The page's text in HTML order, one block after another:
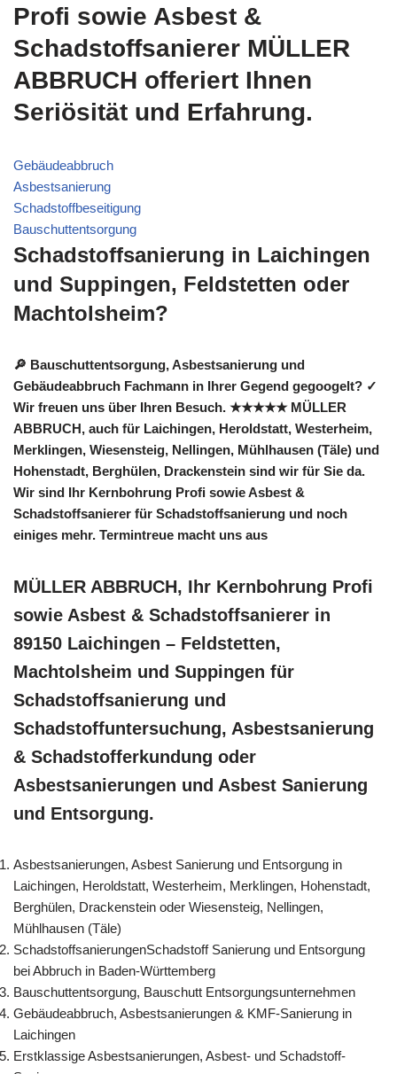
Profi sowie Asbest &
Schadstoffsanierer MÜLLER
ABBRUCH offeriert Ihnen
Seriösität und Erfahrung.
Gebäudeabbruch
Asbestsanierung
Schadstoffbeseitigung
Bauschuttentsorgung
Schadstoffsanierung in Laichingen
und Suppingen, Feldstetten oder
Machtolsheim?
🔎 Bauschuttentsorgung, Asbestsanierung und
Gebäudeabbruch Fachmann in Ihrer Gegend gegoogelt? ✓
Wir freuen uns über Ihren Besuch. ★★★★★ MÜLLER
ABBRUCH, auch für Laichingen, Heroldstatt, Westerheim,
Merklingen, Wiesensteig, Nellingen, Mühlhausen (Täle) und
Hohenstadt, Berghülen, Drackenstein sind wir für Sie da.
Wir sind Ihr Kernbohrung Profi sowie Asbest &
Schadstoffsanierer für Schadstoffsanierung und noch
einiges mehr. Termintreue macht uns aus
MÜLLER ABBRUCH, Ihr Kernbohrung Profi
sowie Asbest & Schadstoffsanierer in
89150 Laichingen – Feldstetten,
Machtolsheim und Suppingen für
Schadstoffsanierung und
Schadstoffuntersuchung, Asbestsanierung
& Schadstofferkundung oder
Asbestsanierungen und Asbest Sanierung
und Entsorgung.
Asbestsanierungen, Asbest Sanierung und Entsorgung in
Laichingen, Heroldstatt, Westerheim, Merklingen, Hohenstadt,
Berghülen, Drackenstein oder Wiesensteig, Nellingen,
Mühlhausen (Täle)
SchadstoffsanierungenSchadstoff Sanierung und Entsorgung
bei Abbruch in Baden-Württemberg
Bauschuttentsorgung, Bauschutt Entsorgungsunternehmen
Gebäudeabbruch, Asbestsanierungen & KMF-Sanierung in
Laichingen
Erstklassige Asbestsanierungen, Asbest- und Schadstoff-